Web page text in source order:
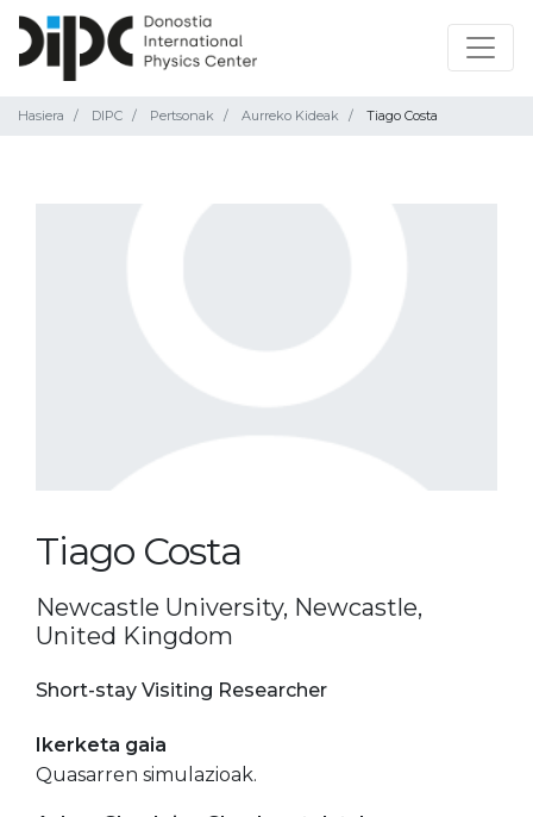
Hasiera DIPC Pertsonak Aurreko Kideak Tiago Costa
Tiago Costa
Newcastle University, Newcastle,
United Kingdom
Short-stay Visiting Researcher
Ikerketa gaia
Quasarren simulazioak.